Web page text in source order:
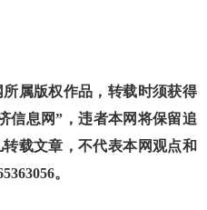
属版权作品，转载时须获得
信息网”，违者本网将保留追
载文章，不代表本网观点和
。